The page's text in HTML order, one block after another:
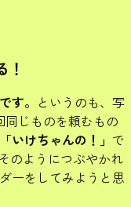
す。 というのも、写
じものを頼むもの
「いけちゃんの！」 で
のようにつぶやかれ
ーをしてみようと思